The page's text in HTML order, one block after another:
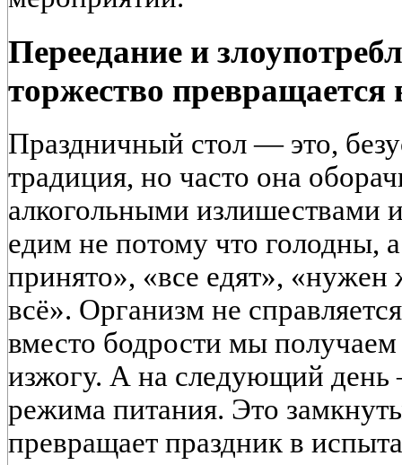
Переедание и
торжество превращается
Праздничный стол — это,
традиция, но часто она
алкогольными излишествами
едим не потому что голодны,
принято», «все едят», «нужен
всё». Организм не
вместо бодрости мы получаем
изжогу. А на следующий
режима питания. Это
превращает праздник в